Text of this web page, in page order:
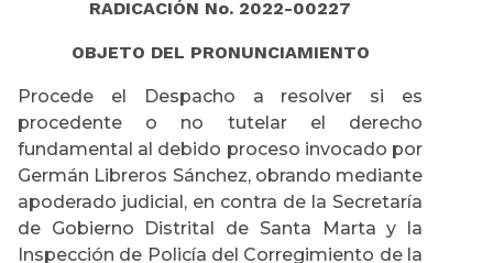
RADICACIÓN No. 2022-00227
OBJETO DEL PRONUNCIAMIENTO
Procede el Despacho a resolver si es
procedente o no tutelar el derecho
fundamental al debido proceso invocado por
Germán Libreros Sánchez, obrando mediante
apoderado judicial, en contra de la Secretaría
de Gobierno Distrital de Santa Marta y la
Inspección de Policía del Corregimiento de la